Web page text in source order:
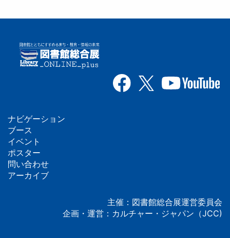
フ
ッ
タ
ナビゲーション
ブース
イベント
ポスター
問い合わせ
アーカイブ
主催：図書館総合展運営委員会
企画・運営：カルチャー・ジャパン（JCC)